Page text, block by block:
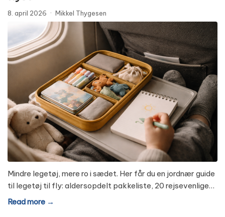
8. april 2026 · Mikkel Thygesen
Mindre legetøj, mere ro i sædet. Her får du en jordnær guide
til legetøj til fly: aldersopdelt pakkeliste, 20 rejsevenlige…
Read more →